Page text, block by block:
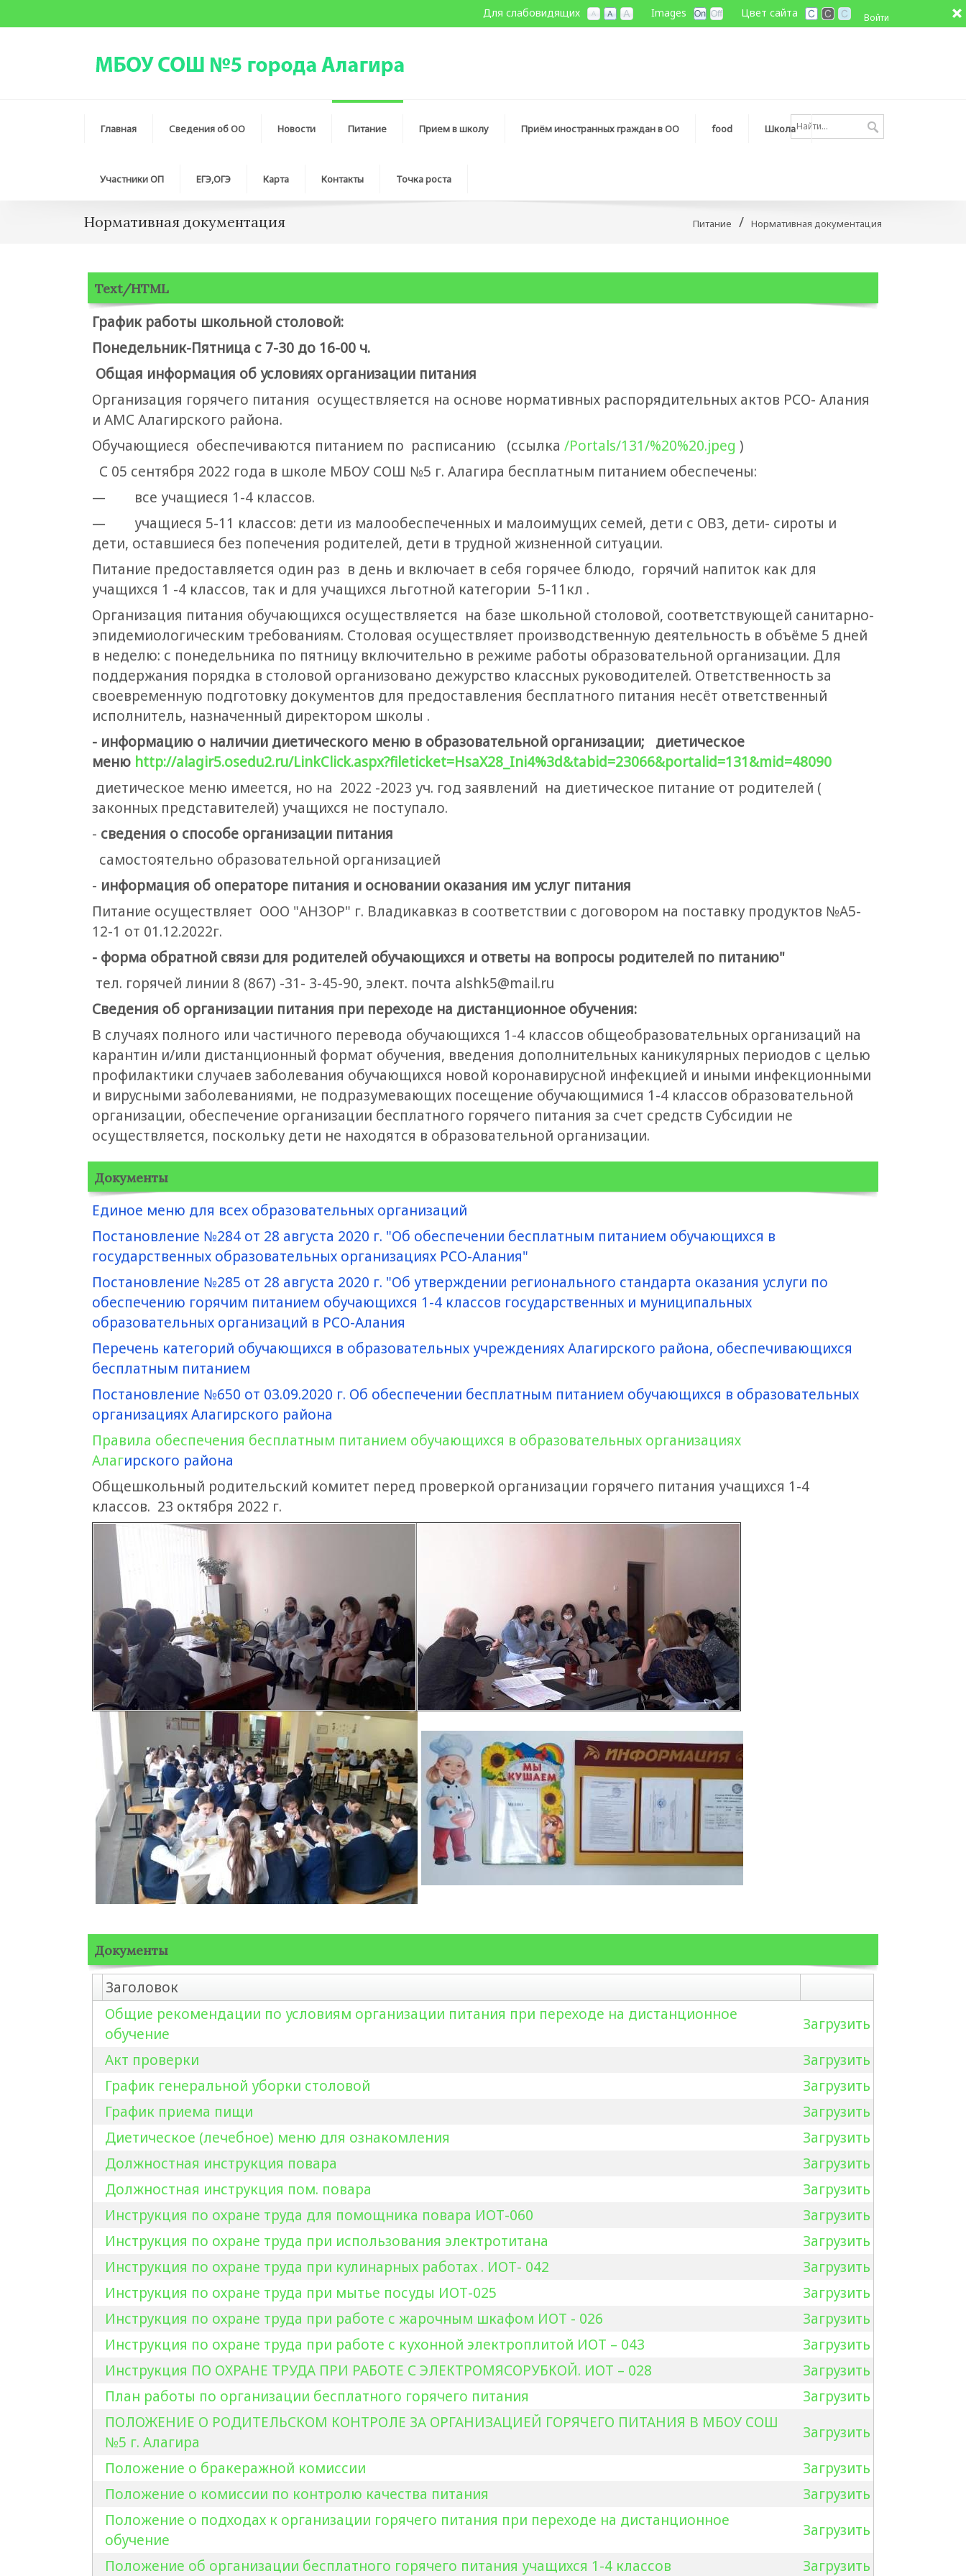
Войти
Цвет сайта
Images
Для слабовидящих
Главная Сведения об ОО Новости Питание Прием в школу Приём иностранных граждан в ОО fооd Школа
Участники ОП ЕГЭ,ОГЭ Карта Контакты Точка роста
Нормативная документация Питание / Нормативная документация
Text/HTML
График работы школьной столовой:
Понедельник-Пятница с 7-30 до 16-00 ч.
Общая информация об условиях организации питания
Организация горячего питания осуществляется на основе нормативных распорядительных актов РСО- Алания
и АМС Алагирского района.
Обучающиеся обеспечиваются питанием по расписанию (ссылка /Portals/131/%20%20.jpeg )
С 05 сентября 2022 года в школе МБОУ СОШ №5 г. Алагира бесплатным питанием обеспечены:
— все учащиеся 1-4 классов.
— учащиеся 5-11 классов: дети из малообеспеченных и малоимущих семей, дети с ОВЗ, дети- сироты и
дети, оставшиеся без попечения родителей, дети в трудной жизненной ситуации.
Питание предоставляется один раз в день и включает в себя горячее блюдо, горячий напиток как для
учащихся 1 -4 классов, так и для учащихся льготной категории 5-11кл .
Организация питания обучающихся осуществляется на базе школьной столовой, соответствующей санитарно-
эпидемиологическим требованиям. Столовая осуществляет производственную деятельность в объёме 5 дней
в неделю: с понедельника по пятницу включительно в режиме работы образовательной организации. Для
поддержания порядка в столовой организовано дежурство классных руководителей. Ответственность за
своевременную подготовку документов для предоставления бесплатного питания несёт ответственный
исполнитель, назначенный директором школы .
- информацию о наличии диетического меню в образовательной организации; диетическое
меню http://alagir5.osedu2.ru/LinkClick.aspx?fileticket=HsaX28_Ini4%3d&tabid=23066&portalid=131&mid=48090
диетическое меню имеется, но на 2022 -2023 уч. год заявлений на диетическое питание от родителей (
законных представителей) учащихся не поступало.
- сведения о способе организации питания
самостоятельно образовательной организацией
- информация об операторе питания и основании оказания им услуг питания
Питание осуществляет ООО "АНЗОР" г. Владикавказ в соответствии с договором на поставку продуктов №А5-
12-1 от 01.12.2022г.
- форма обратной связи для родителей обучающихся и ответы на вопросы родителей по питанию"
тел. горячей линии 8 (867) -31- 3-45-90, элект. почта alshk5@mail.ru
Сведения об организации питания при переходе на дистанционное обучения:
В случаях полного или частичного перевода обучающихся 1-4 классов общеобразовательных организаций на
карантин и/или дистанционный формат обучения, введения дополнительных каникулярных периодов с целью
профилактики случаев заболевания обучающихся новой коронавирусной инфекцией и иными инфекционными
и вирусными заболеваниями, не подразумевающих посещение обучающимися 1-4 классов образовательной
организации, обеспечение организации бесплатного горячего питания за счет средств Субсидии не
осуществляется, поскольку дети не находятся в образовательной организации.
Документы
Единое меню для всех образовательных организаций
Постановление №284 от 28 августа 2020 г. "Об обеспечении бесплатным питанием обучающихся в
государственных образовательных организациях РСО-Алания"
Постановление №285 от 28 августа 2020 г. "Об утверждении регионального стандарта оказания услуги по
обеспечению горячим питанием обучающихся 1-4 классов государственных и муниципальных
образовательных организаций в РСО-Алания
Перечень категорий обучающихся в образовательных учреждениях Алагирского района, обеспечивающихся
бесплатным питанием
Постановление №650 от 03.09.2020 г. Об обеспечении бесплатным питанием обучающихся в образовательных
организациях Алагирского района
Правила обеспечения бесплатным питанием обучающихся в образовательных организациях
Алагирского района
Общешкольный родительский комитет перед проверкой организации горячего питания учащихся 1-4
классов. 23 октября 2022 г.
Документы
Заголовок
Общие рекомендации по условиям организации питания при переходе на дистанционное
обучение
Загрузить
Акт проверки
Загрузить
График генеральной уборки столовой
Загрузить
График приема пищи
Загрузить
Диетическое (лечебное) меню для ознакомления
Загрузить
Должностная инструкция повара
Загрузить
Должностная инструкция пом. повара
Загрузить
Инструкция по охране труда для помощника повара ИОТ-060
Загрузить
Инструкция по охране труда при использования электротитана
Загрузить
Инструкция по охране труда при кулинарных работах . ИОТ- 042
Загрузить
Инструкция по охране труда при мытье посуды ИОТ-025
Загрузить
Инструкция по охране труда при работе с жарочным шкафом ИОТ - 026
Загрузить
Инструкция по охране труда при работе с кухонной электроплитой ИОТ – 043
Загрузить
Инструкция ПО ОХРАНЕ ТРУДА ПРИ РАБОТЕ С ЭЛЕКТРОМЯСОРУБКОЙ. ИОТ – 028
Загрузить
План работы по организации бесплатного горячего питания
Загрузить
ПОЛОЖЕНИЕ О РОДИТЕЛЬСКОМ КОНТРОЛЕ ЗА ОРГАНИЗАЦИЕЙ ГОРЯЧЕГО ПИТАНИЯ В МБОУ СОШ
№5 г. Алагира
Загрузить
Положение о бракеражной комиссии
Загрузить
Положение о комиссии по контролю качества питания
Загрузить
Положение о подходах к организации горячего питания при переходе на дистанционное
обучение
Загрузить
Положение об организации бесплатного горячего питания учащихся 1-4 классов
Загрузить